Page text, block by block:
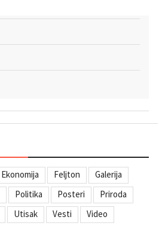
Ekonomija Feljton
Galerija
Politika Posteri
Priroda
Utisak Vesti
Video